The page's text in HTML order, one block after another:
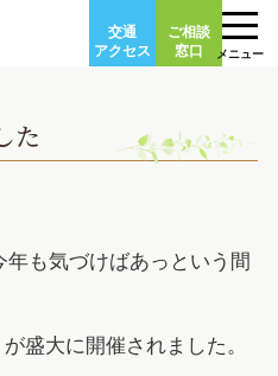
交通
アクセス
ご相談
窓口
メニュー
た
も気づけばあっという間
盛大に開催されました。